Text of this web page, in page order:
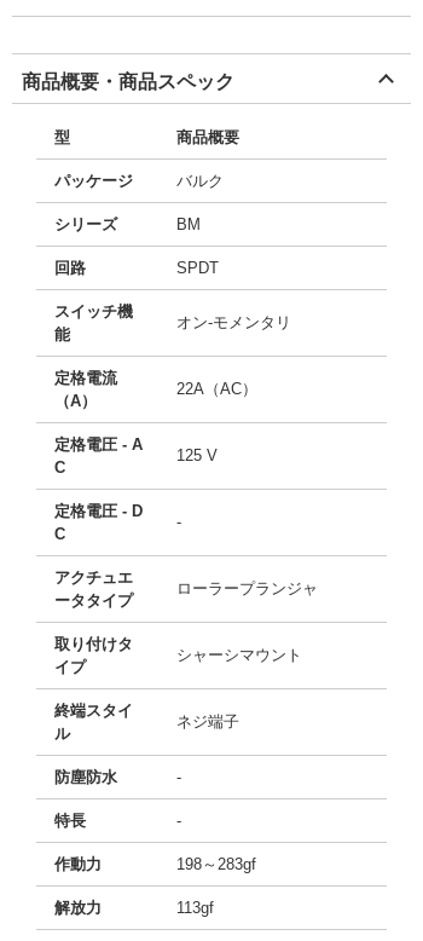
商品概要・商品スペック
型 商品概要
パッケージ バルク
シリーズ BM
回路 SPDT
スイッチ機
能
オン-モメンタリ
定格電流
（A）
22A（AC）
定格電圧 - A
C
125 V
定格電圧 - D
C
-
アクチュエ
ータタイプ
ローラープランジャ
取り付けタ
イプ
シャーシマウント
終端スタイ
ル
ネジ端子
防塵防水 -
特長 -
作動力 198～283gf
解放力 113gf